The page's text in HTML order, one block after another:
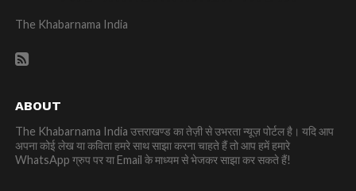
The Khabarnama India
ABOUT
The Khabarnama India उत्तराखण्ड का तेज़ी से उभरता न्यूज़ पोर्टल है। यदि आप
अपना कोई लेख या कविता हमरे साथ साझा करना चाहते हैं तो आप हमें हमारे
WhatsApp ग्रुप पर या Email के माध्यम से भेजकर साझा कर सकते हैं!